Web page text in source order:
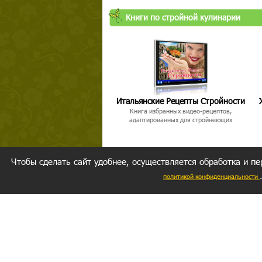
Книги по стройной кулинарии
Итальянские Рецепты Стройности
Книга избранных видео-рецептов,
адаптированных для стройнеющих
Чтобы сделать сайт удобнее, осуществляется обработка и
политикой конфиденциальности